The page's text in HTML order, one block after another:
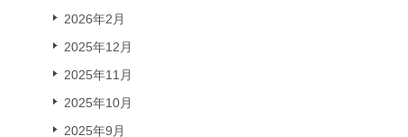
2026年2月
2025年12月
2025年11月
2025年10月
2025年9月